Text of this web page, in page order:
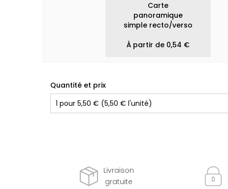
Carte
panoramique
simple recto/verso
À partir de 0,54 €
Quantité et prix
Livraison
gratuite